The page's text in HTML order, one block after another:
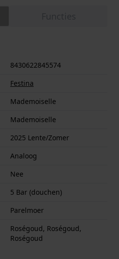
8430622845574
Festina
Mademoiselle
Mademoiselle
2025 Lente/Zomer
Analoog
Nee
5 Bar (douchen)
Parelmoer
Roségoud, Roségoud,
Roségoud